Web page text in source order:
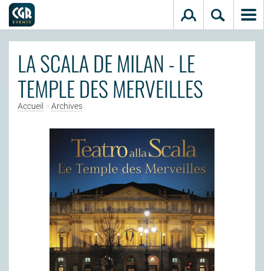
LA SCALA DE MILAN - LE
TEMPLE DES MERVEILLES
Accueil >Archives